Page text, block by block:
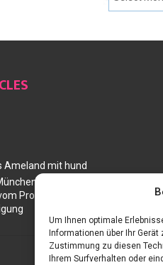
Um Ihnen optimale
Informationen über Ihr
Zustimmung zu diesen
Ihrem Surfverhalten oder
Ameland mit hund
Ihr Partner für CNC
Prototyp über die